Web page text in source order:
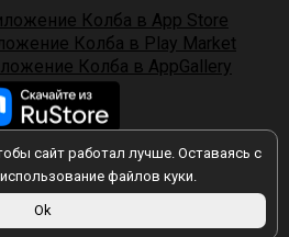
сайт работал лучше. Оставаясь с
файлов куки.
Ok
в отношении обработки